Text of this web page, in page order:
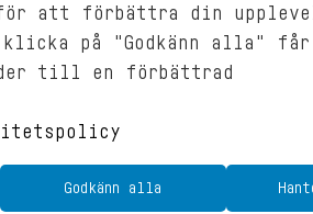
RECEPT
VEGONYTT
OM OSS
för att förbättra din
klicka på "Godkänn alla"
till en förbättrad
Godkänn alla